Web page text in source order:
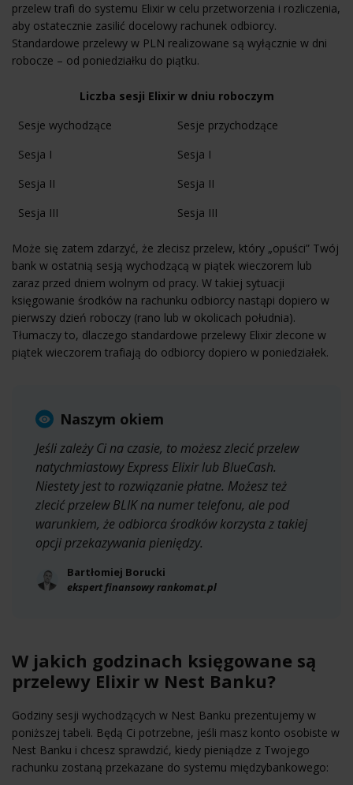
przelew trafi do systemu Elixir w celu przetworzenia i rozliczenia,
aby ostatecznie zasilić docelowy rachunek odbiorcy.
Standardowe przelewy w PLN realizowane są wyłącznie w dni
robocze – od poniedziałku do piątku.
Liczba sesji Elixir w dniu roboczym
Sesje wychodzące
Sesje przychodzące
Sesja I
Sesja I
Sesja II
Sesja II
Sesja III
Sesja III
Może się zatem zdarzyć, że zlecisz przelew, który „opuści” Twój
bank w ostatnią sesją wychodzącą w piątek wieczorem lub
zaraz przed dniem wolnym od pracy. W takiej sytuacji
księgowanie środków na rachunku odbiorcy nastąpi dopiero w
pierwszy dzień roboczy (rano lub w okolicach południa).
Tłumaczy to, dlaczego standardowe przelewy Elixir zlecone w
piątek wieczorem trafiają do odbiorcy dopiero w poniedziałek.
Naszym okiem
Jeśli zależy Ci na czasie, to możesz zlecić przelew
natychmiastowy Express Elixir lub BlueCash.
Niestety jest to rozwiązanie płatne. Możesz też
zlecić przelew BLIK na numer telefonu, ale pod
warunkiem, że odbiorca środków korzysta z takiej
opcji przekazywania pieniędzy.
Bartłomiej Borucki
ekspert finansowy rankomat.pl
W jakich godzinach księgowane są
przelewy Elixir w Nest Banku?
Godziny sesji wychodzących w Nest Banku prezentujemy w
poniższej tabeli. Będą Ci potrzebne, jeśli masz konto osobiste w
Nest Banku i chcesz sprawdzić, kiedy pieniądze z Twojego
rachunku zostaną przekazane do systemu międzybankowego: